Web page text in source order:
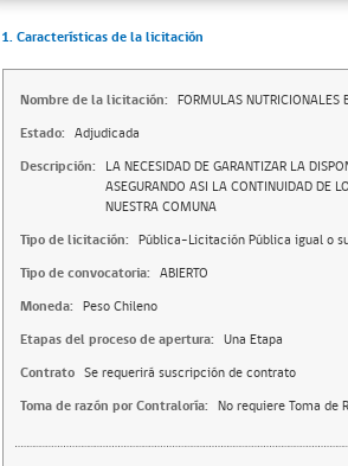
1. Características de la licitación
Nombre de la licitación: FORMULAS NUTRICIONALES
Estado: Adjudicada
Descripción: LA NECESIDAD DE GARANTIZAR LA
ASEGURANDO ASI LA CONTINUIDAD DE
NUESTRA COMUNA
Tipo de licitación: Pública-Licitación Pública igual o
Tipo de convocatoria: ABIERTO
Moneda: Peso Chileno
Etapas del proceso de apertura: Una Etapa
Contrato Se requerirá suscripción de contrato
Toma de razón por Contraloría: No requiere Toma de